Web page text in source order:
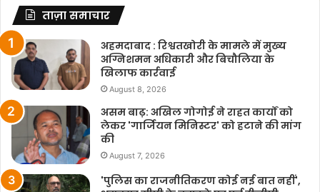
ताज़ा समाचार
अहमदाबाद : रिश्वतखोरी के मामले में मुख्य
अग्निशमन अधिकारी और बिचौलिया के
खिलाफ कार्रवाई
August 8, 2026
असम बाढ़: अखिल गोगोई ने राहत कार्यों को
लेकर 'गार्जियन मिनिस्टर' को हटाने की मांग
की
August 7, 2026
'पुलिस का राजनीतिकरण कोई नई बात नहीं',